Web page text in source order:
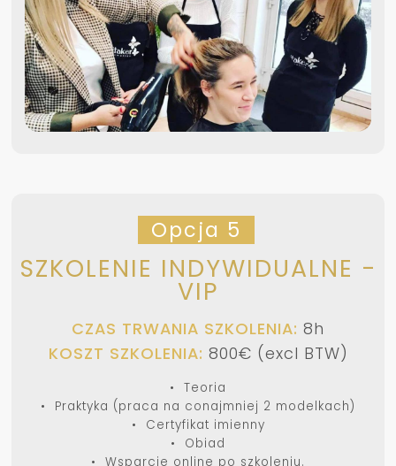
Opcja 5
SZKOLENIE INDYWIDUALNE -
VIP
CZAS TRWANIA SZKOLENIA: 8h
KOSZT SZKOLENIA: 800€ (excl BTW)
• Teoria
• Praktyka (praca na conajmniej 2 modelkach)
• Certyfikat imienny
• Obiad
• Wsparcie online po szkoleniu.